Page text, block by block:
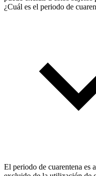
¿Cuál es el periodo de
El periodo de cuarentena es